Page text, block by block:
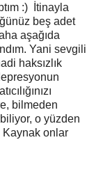
:) İtinayla
beş adet
aşağıda
Yani sevgili
haksızlık
bilmeden
o yüzden
Kaynak onlar